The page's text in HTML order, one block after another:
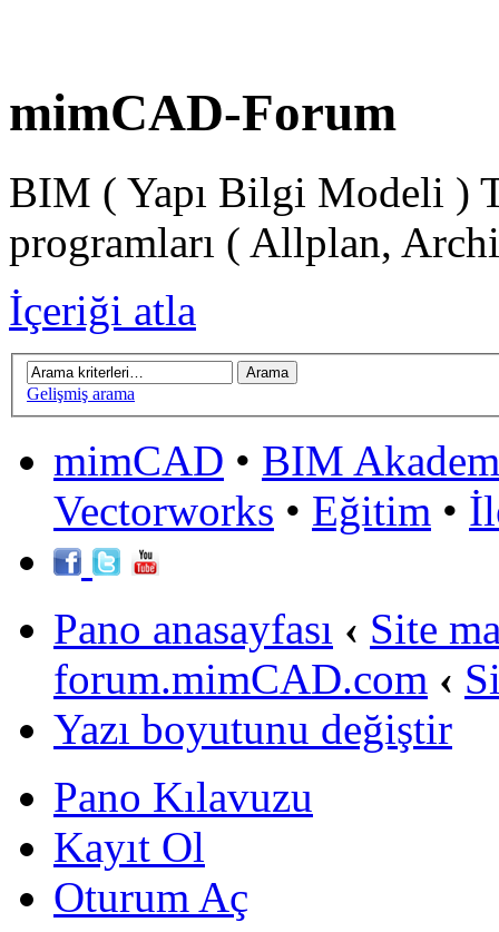
mimCAD-Forum
BIM ( Yapı Bilgi Modeli )
programları ( Allplan,
İçeriği atla
Gelişmiş arama
mimCAD • BIM
Vectorworks • Eğitim •
Pano anasayfası ‹ Site
forum.mimCAD.com ‹
Yazı boyutunu değiştir
Pano Kılavuzu
Kayıt Ol
Oturum Aç